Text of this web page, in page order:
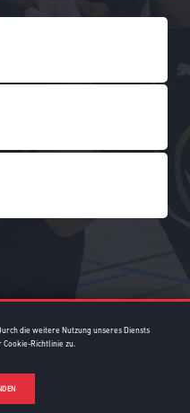
die weitere Nutzung unseres Diensts
Cookie-Richtlinie zu.